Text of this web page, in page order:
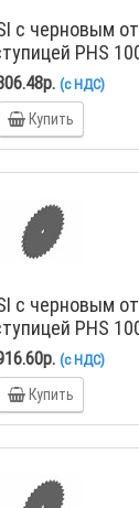
с черновым
PHS
(с НДС)
Купить
с черновым
PHS
(с НДС)
Купить